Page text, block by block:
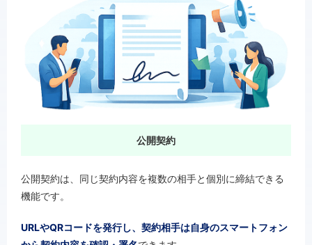
公開契約
公開契約は、同じ契約内容を複数の相手と個別に締結できる
機能です。
URLやQRコードを発行し、契約相手は自身のスマートフォン